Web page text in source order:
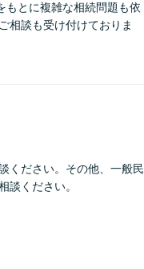
もとに複雑な相続問題も依
相談も受け付けておりま
ください。その他、一般民
談ください。